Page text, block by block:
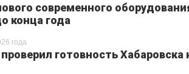
современного
конца года
года
готовность Хабаровска